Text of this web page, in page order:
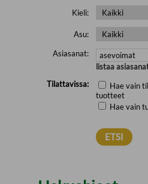
Kieli:
Asu:
Asiasanat:
listaa
Tilattavissa:
Hae vain
tuotteet
Hae vain